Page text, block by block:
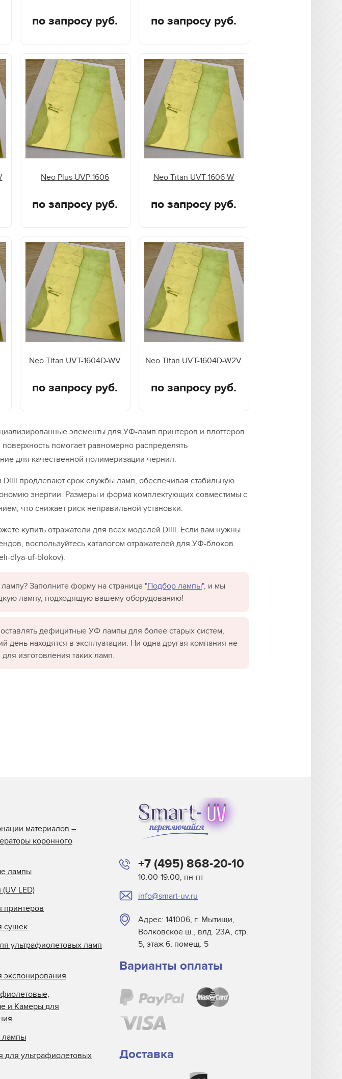
по запросу руб. по запросу руб.
Neo Plus UVP-1606
по запросу руб.
Neo Titan UVT-1606-W
по запросу руб.
Neo Titan UVT-1604D-WV
по запросу руб.
Neo Titan UVT-1604D-W2V
по запросу руб.
элементы для УФ-ламп принтеров и плоттеров
помогает равномерно распределять
для качественной полимеризации чернил.
Dilli продлевают срок службы ламп, обеспечивая стабильную
энергии. Размеры и форма комплектующих совместимы с
что снижает риск неправильной установки.
купить отражатели для всех моделей Dilli. Если вам нужны
воспользуйтесь каталогом отражателей для УФ-блоков
dlya-uf-blokov).
Заполните форму на странице "Подбор лампы", и мы
лампу, подходящую вашему оборудованию!
дефицитные УФ лампы для более старых систем,
день находятся в эксплуатации. Ни одна другая компания не
изготовления таких ламп.
+7 (495) 868-20-10
10.00-19.00, пн-пт
info@smart-uv.ru
Адрес: 141006, г. Мытищи,
Волковское ш., влд. 23А, стр.
5, этаж 6, помещ. 5
Варианты оплаты
Доставка
материалов –
коронного
лампы
LED)
сушек
ультрафиолетовых ламп
и Камеры для
лампы
для ультрафиолетовых